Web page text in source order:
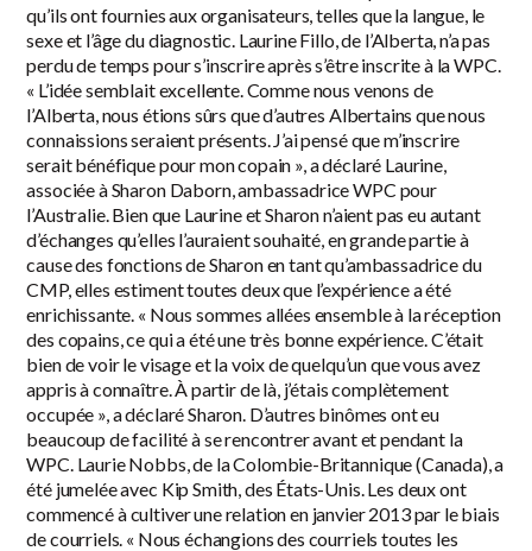
qu’ils ont fournies aux organisateurs, telles que la langue, le
sexe et l’âge du diagnostic. Laurine Fillo, de l’Alberta, n’a pas
perdu de temps pour s’inscrire après s’être inscrite à la WPC.
« L’idée semblait excellente. Comme nous venons de
l’Alberta, nous étions sûrs que d’autres Albertains que nous
connaissions seraient présents. J’ai pensé que m’inscrire
serait bénéfique pour mon copain », a déclaré Laurine,
associée à Sharon Daborn, ambassadrice WPC pour
l’Australie. Bien que Laurine et Sharon n’aient pas eu autant
d’échanges qu’elles l’auraient souhaité, en grande partie à
cause des fonctions de Sharon en tant qu’ambassadrice du
CMP, elles estiment toutes deux que l’expérience a été
enrichissante. « Nous sommes allées ensemble à la réception
des copains, ce qui a été une très bonne expérience. C’était
bien de voir le visage et la voix de quelqu’un que vous avez
appris à connaître. À partir de là, j’étais complètement
occupée », a déclaré Sharon. D’autres binômes ont eu
beaucoup de facilité à se rencontrer avant et pendant la
WPC. Laurie Nobbs, de la Colombie-Britannique (Canada), a
été jumelée avec Kip Smith, des États-Unis. Les deux ont
commencé à cultiver une relation en janvier 2013 par le biais
de courriels. « Nous échangions des courriels toutes les